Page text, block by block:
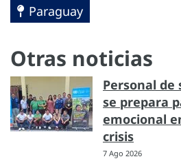
Paraguay
Otras noticias
Personal de
se prepara
emocional
crisis
7 Ago 2026